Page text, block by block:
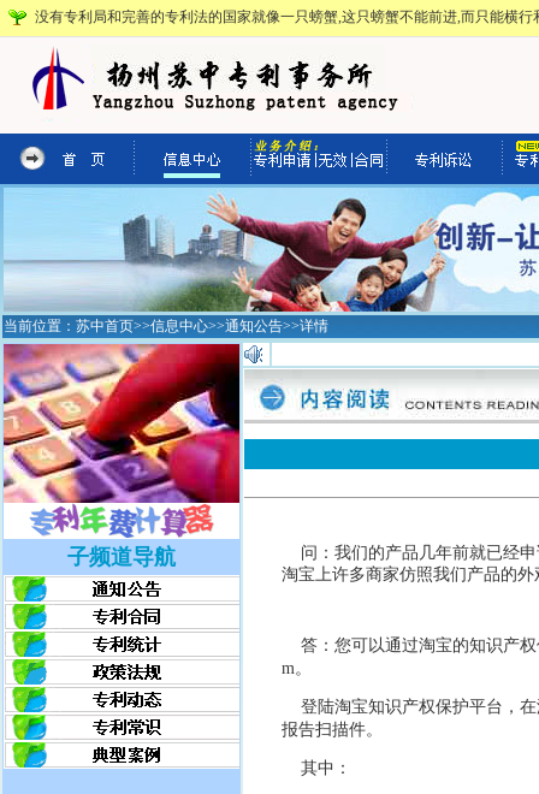
没有专利局和完善的专利法的国家就像一只螃蟹,这只螃蟹不能前进,而只能横
当前位置： 苏中首页>>信息中心>>通知公告>>详情
子频道导航
问：我们的产品几年前就已经申
淘宝上许多商家仿照我们产品的
答：您可以通过淘宝的知识产
m。
登陆淘宝知识产权保护平台，在
报告扫描件。
其中：